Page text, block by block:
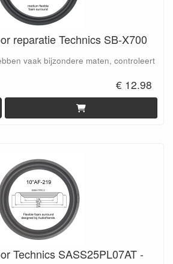
reparatie Technics SB-X700
vaak bijzondere maten, controleert
€ 12.98
Technics SASS25PL07AT -